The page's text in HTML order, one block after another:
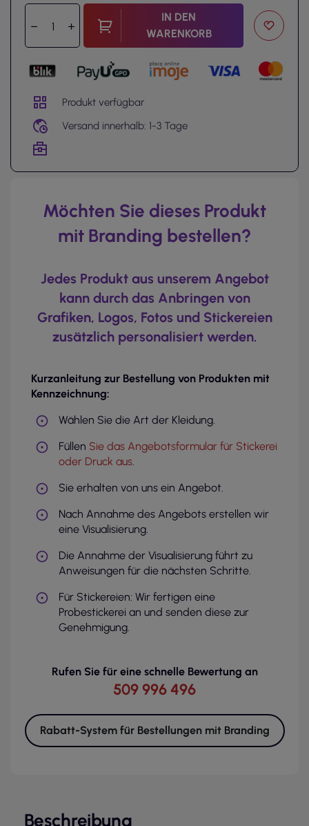
IN DEN
WARENKORB
Produkt verfügbar
Versand innerhalb: 1-3 Tage
Möchten Sie dieses Produkt
mit Branding bestellen?
Jedes Produkt aus unserem Angebot
kann durch das Anbringen von
Grafiken, Logos, Fotos und Stickereien
zusätzlich personalisiert werden.
Kurzanleitung zur Bestellung von Produkten mit
Kennzeichnung:
Wählen Sie die Art der Kleidung.
Füllen Sie das Angebotsformular für Stickerei
oder Druck aus.
Sie erhalten von uns ein Angebot.
Nach Annahme des Angebots erstellen wir
eine Visualisierung.
Die Annahme der Visualisierung führt zu
Anweisungen für die nächsten Schritte.
Für Stickereien: Wir fertigen eine
Probestickerei an und senden diese zur
Genehmigung.
Rufen Sie für eine schnelle Bewertung an
509 996 496
Rabatt-System für Bestellungen mit Branding
Beschreibung